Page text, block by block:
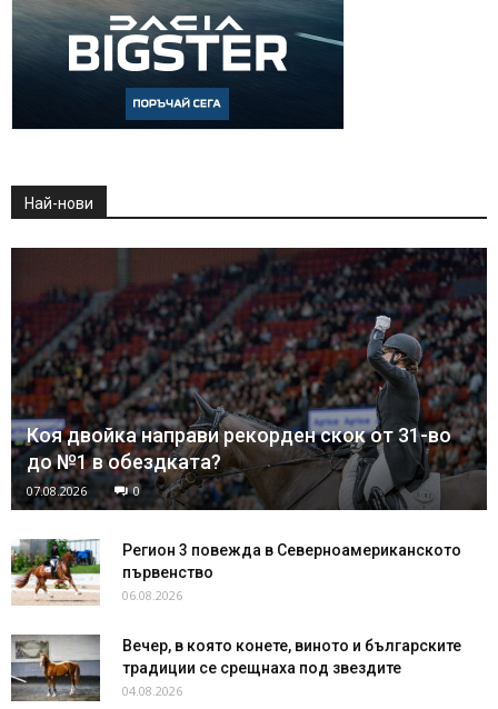
Най-нови
Коя двойка направи рекорден скок от 31-во
до №1 в обездката?
07.08.2026 0
Регион 3 повежда в Северноамериканското
първенство
06.08.2026
Вечер, в която конете, виното и българските
традиции се срещнаха под звездите
04.08.2026